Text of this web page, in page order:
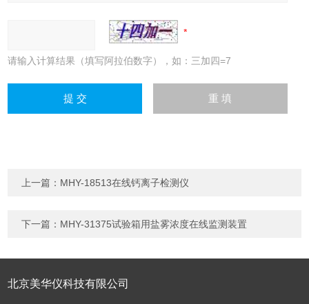
请输入计算结果（填写阿拉伯数字），如：三加四=7
上一篇： MHY-18513在线钙离子检测仪
下一篇： MHY-31375试验箱用盐雾浓度在线监测装置
北京美华仪科技有限公司